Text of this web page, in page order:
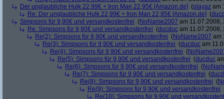
Der unglaubliche Hulk 22,99€ + Iron Man 22,95€ [Amazon.de] (playaz am
Re: Der unglaubliche Hulk 22,99€ + Iron Man 22,95€ [Amazon.de] (
Simpsons für 9,90€ und versandkostenfrei (NoName2007 am 11.07.2008,
Re: Simpsons für 9,90€ und versandkostenfrei (ducduc am 11.07.2008,
Re(2): Simpsons für 9,90€ und versandkostenfrei (NoName2007 am
Re(3): Simpsons für 9,90€ und versandkostenfrei (ducduc am
Re(4): Simpsons für 9,90€ und versandkostenfrei (
Re(5): Simpsons für 9,90€ und versandkostenfrei (ducduc
Re(6): Simpsons für 9,90€ und versandkostenfrei (
Re(7): Simpsons für 9,90€ und versandkostenfrei (
Re(8): Simpsons für 9,90€ und versandkostenfrei (
Re(9): Simpsons für 9,90€ und versandkostenfrei
Re(10): Simpsons für 9,90€ und